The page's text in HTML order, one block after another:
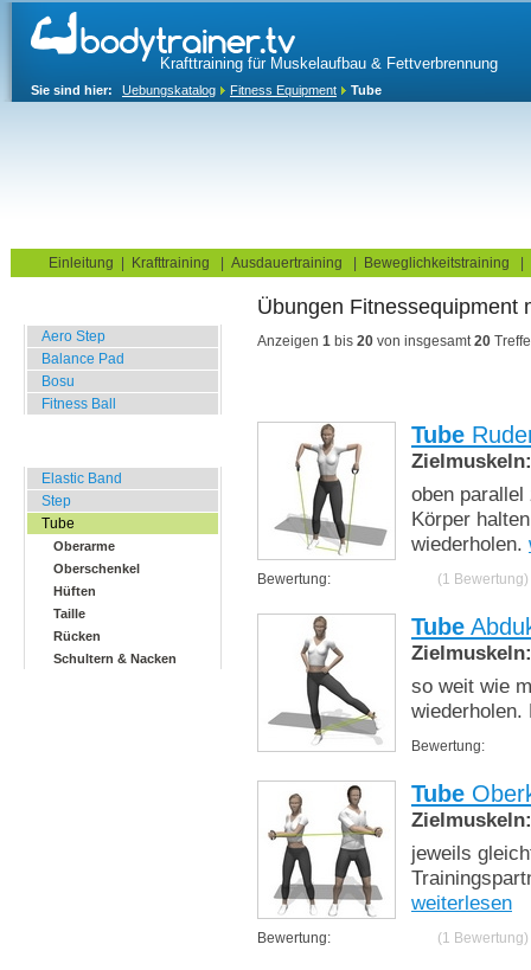
Krafttraining für Muskelaufbau & Fettverbrennung
Sie sind hier: Uebungskatalog Fitness Equipment Tube
Einleitung Krafttraining Ausdauertraining Beweglichkeitstraining
Aero Step
Balance Pad
Bosu
Fitness Ball
Elastic Band
Step
Tube
Oberarme
Oberschenkel
Hüften
Taille
Rücken
Schultern & Nacken
Übungen Fitnessequipment
Anzeigen 1 bis 20 von insgesamt20
Tube
Zielmuskeln:
oben
Körper
wiederholen.
Bewertung: (1 Bewertung)
Tube
Zielmuskeln:
so weit wie
Bewertung:
Tube
Zielmuskeln:
jeweils
weiterlesen
Bewertung: (1 Bewertung)